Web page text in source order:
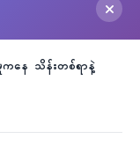
ကနေ သိန်းတစ်ရာနဲ့